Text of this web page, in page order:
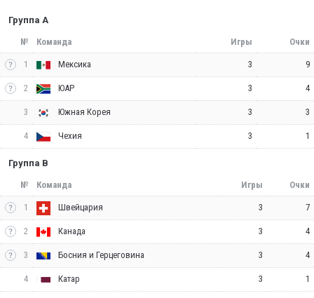
Группа A
№ Команда Игры Очки
1 Мексика 3 9
2 ЮАР 3 4
3 Южная Корея 3 3
4 Чехия 3 1
Группа B
№ Команда Игры Очки
1 Швейцария 3 7
2 Канада 3 4
3 Босния и Герцеговина 3 4
4 Катар 3 1